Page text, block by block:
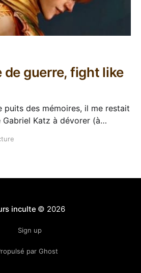
de guerre, fight like
puits des mémoires, il me restait
Katz à dévorer (à
de guerre, puisque c'est
inculte © 2026
Sign up
par Ghost